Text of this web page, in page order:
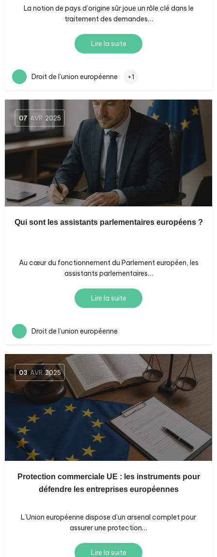
La notion de pays d’origine sûr joue un rôle clé dans le
traitement des demandes…
Lire la suite
Droit de l’union européenne +1
07 AVR 2025
Qui sont les assistants parlementaires européens ?
Au cœur du fonctionnement du Parlement européen, les
assistants parlementaires…
Lire la suite
Droit de l’union européenne
03 AVR 2025
Protection commerciale UE : les instruments pour
défendre les entreprises européennes
L’Union européenne dispose d’un arsenal complet pour
assurer une protection…
Lire la suite